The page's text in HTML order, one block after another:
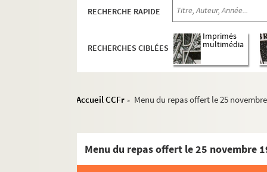
RECHERCHE RAPIDE
RECHERCHES CIBLÉES
Imprimés
multimédia
Accueil CCFr > Menu du repas offert le 25
Menu du repas offert le 25 novembre